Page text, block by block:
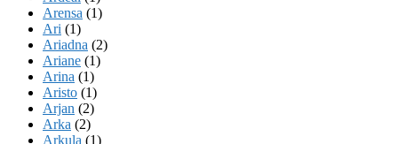
Arensa (1)
Ari (1)
Ariadna (2)
Ariane (1)
Arina (1)
Aristo (1)
Arjan (2)
Arka (2)
Arkula (1)